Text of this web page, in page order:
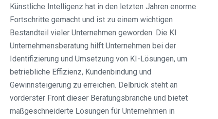
Künstliche Intelligenz hat in den letzten Jahren enorme
Fortschritte gemacht und ist zu einem wichtigen
Bestandteil vieler Unternehmen geworden. Die KI
Unternehmensberatung hilft Unternehmen bei der
Identifizierung und Umsetzung von KI-Lösungen, um
betriebliche Effizienz, Kundenbindung und
Gewinnsteigerung zu erreichen. Delbrück steht an
vorderster Front dieser Beratungsbranche und bietet
maßgeschneiderte Lösungen für Unternehmen in